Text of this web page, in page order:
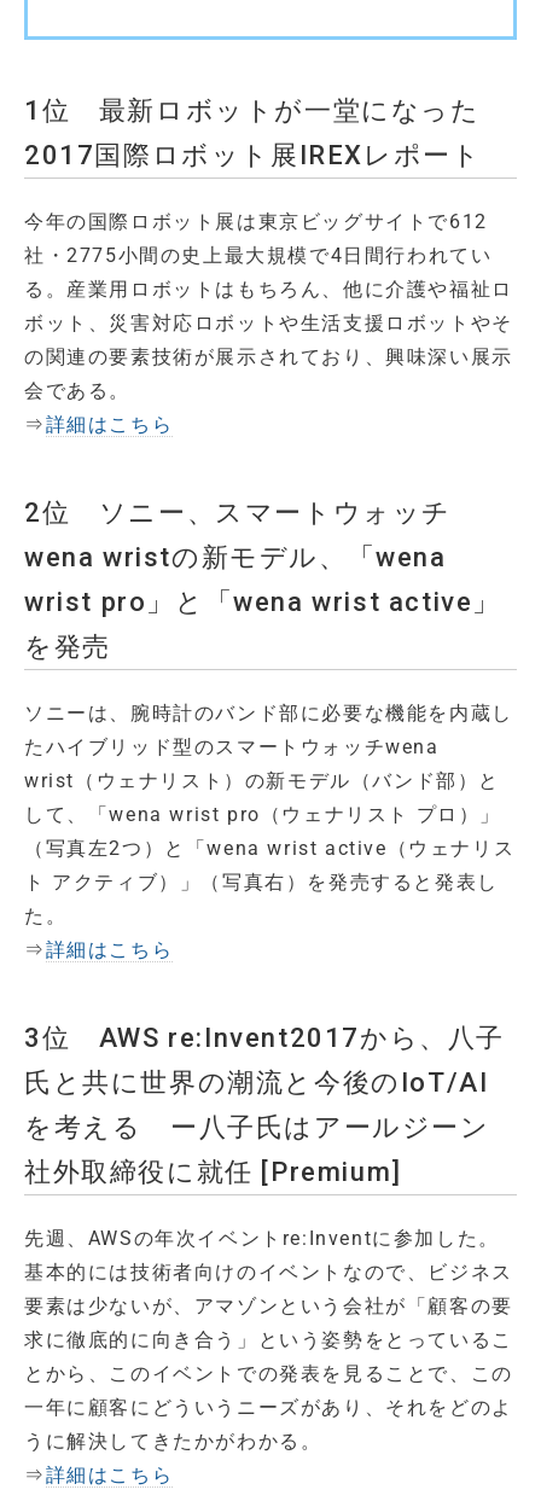
1位 最新ロボットが一堂になった
2017国際ロボット展IREXレポート
今年の国際ロボット展は東京ビッグサイトで612
社・2775小間の史上最大規模で4日間行われてい
る。産業用ロボットはもちろん、他に介護や福祉ロ
ボット、災害対応ロボットや生活支援ロボットやそ
の関連の要素技術が展示されており、興味深い展示
会である。
⇒詳細はこちら
2位 ソニー、スマートウォッチ
wena wristの新モデル、「wena
wrist pro」と「wena wrist active」
を発売
ソニーは、腕時計のバンド部に必要な機能を内蔵し
たハイブリッド型のスマートウォッチwena
wrist（ウェナリスト）の新モデル（バンド部）と
して、「wena wrist pro（ウェナリスト プロ）」
（写真左2つ）と「wena wrist active（ウェナリス
ト アクティブ）」（写真右）を発売すると発表し
た。
⇒詳細はこちら
3位 AWS re:Invent2017から、八子
氏と共に世界の潮流と今後のIoT/AI
を考える ー八子氏はアールジーン
社外取締役に就任 [Premium]
先週、AWSの年次イベントre:Inventに参加した。
基本的には技術者向けのイベントなので、ビジネス
要素は少ないが、アマゾンという会社が「顧客の要
求に徹底的に向き合う」という姿勢をとっているこ
とから、このイベントでの発表を見ることで、この
一年に顧客にどういうニーズがあり、それをどのよ
うに解決してきたかがわかる。
⇒詳細はこちら